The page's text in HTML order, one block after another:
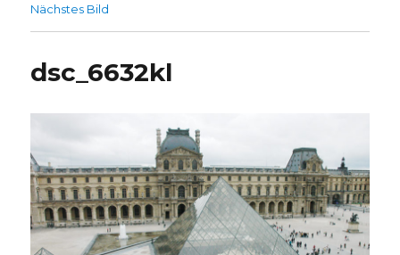
Nächstes Bild
dsc_6632kl